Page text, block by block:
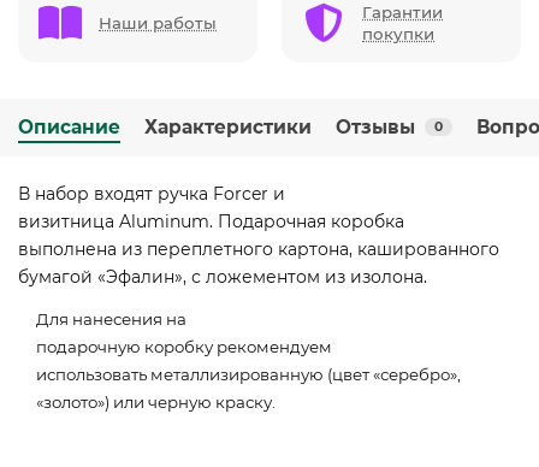
Наши работы
Гарантии
покупки
Описание Характеристики Отзывы 0
В набор входят ручка Forcer и
визитница Aluminum. Подарочная коробка
выполнена из переплетного картона, кашированного
бумагой «Эфалин», с ложементом из изолона.
Для нанесения на
подарочную коробку рекомендуем
использовать металлизированную (цвет «серебро»,
«золото») или черную краску.